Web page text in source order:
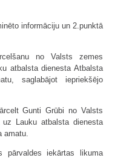
informāciju un 2.punktā
no Valsts zemes
atbalsta dienesta Atbalsta
saglabājot iepriekšējo
Gunti Grūbi no Valsts
uz Lauku atbalsta dienesta
amatu.
iekārtas likuma